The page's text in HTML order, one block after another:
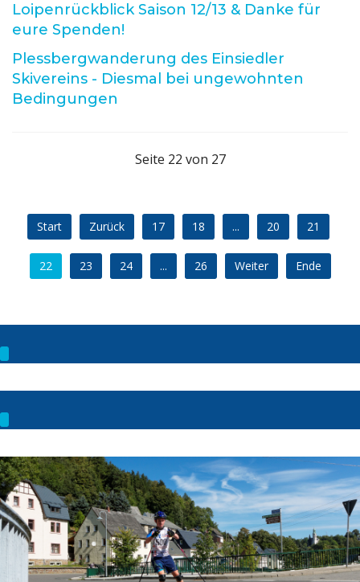
Loipenrückblick Saison 12/13 & Danke für
eure Spenden!
Plessbergwanderung des Einsiedler
Skivereins - Diesmal bei ungewohnten
Bedingungen
Seite 22 von 27
Start Zurück 17 18 ... 20 21
22 23 24 ... 26 Weiter Ende